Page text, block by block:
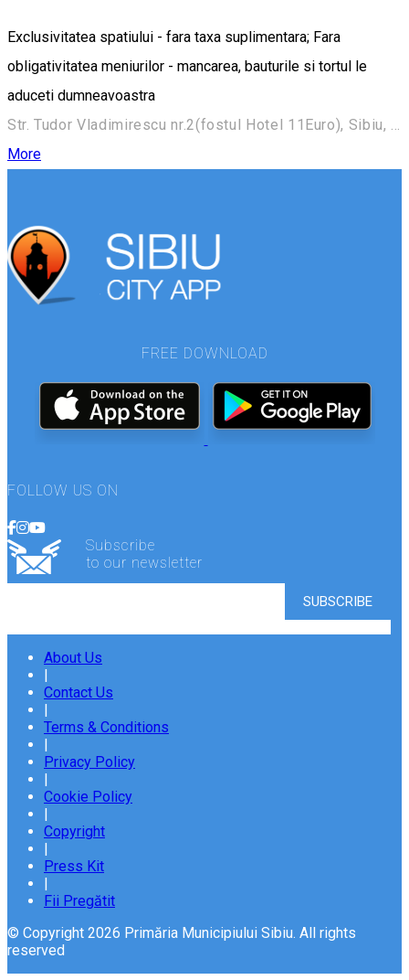
Exclusivitatea spatiului - fara taxa suplimentara; Fara
obligativitatea meniurilor - mancarea, bauturile si tortul le
aduceti dumneavoastra
More
FREE DOWNLOAD
FOLLOW US ON
Subscribe
to our newsletter
About Us
|
Contact Us
|
Terms & Conditions
|
Privacy Policy
|
Cookie Policy
|
Copyright
|
Press Kit
|
Fii Pregătit
© Copyright 2026 Primăria Municipiului Sibiu. All rights
reserved